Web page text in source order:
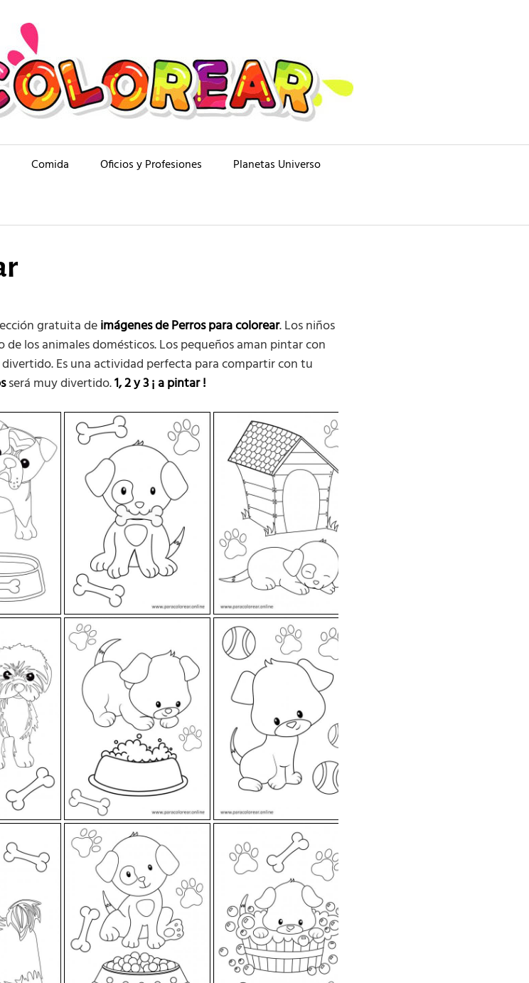
Comida Oficios y Profesiones Planetas Universo
gratuita deimágenes de Perros para colorear. Los niños
los animales domésticos. Los pequeños aman pintar con
Es una actividad perfecta para compartir con tu
será muy divertido.1, 2 y 3¡ a pintar !